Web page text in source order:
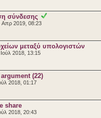
σύνδεσης
Απρ 2019, 08:23
μεταξύ υπολογιστών
2018, 13:15
(22)
2018, 01:17
share
2018, 20:43